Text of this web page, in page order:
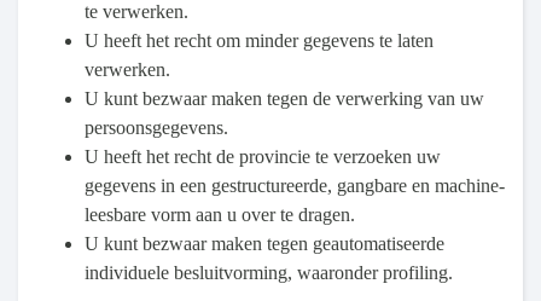
te verwerken.
U heeft het recht om minder gegevens te laten
verwerken.
U kunt bezwaar maken tegen de verwerking van uw
persoonsgegevens.
U heeft het recht de provincie te verzoeken uw
gegevens in een gestructureerde, gangbare en machine-
leesbare vorm aan u over te dragen.
U kunt bezwaar maken tegen geautomatiseerde
individuele besluitvorming, waaronder profiling.